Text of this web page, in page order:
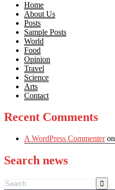
Home
About Us
Posts
Sample Posts
World
Food
Opinion
Travel
Science
Arts
Contact
Recent Comments
A WordPress Commenteron
Search news